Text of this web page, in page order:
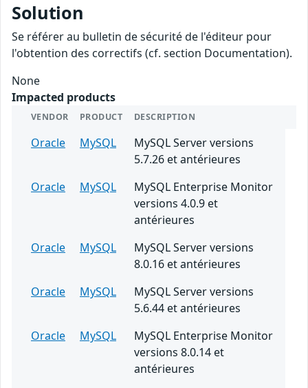
Solution
Se référer au bulletin de sécurité de l'éditeur pour
l'obtention des correctifs (cf. section Documentation).
None
Impacted products
VENDOR PRODUCT DESCRIPTION
Oracle MySQL
MySQL Server versions
5.7.26 et antérieures
Oracle
MySQL
MySQL Enterprise Monitor
versions 4.0.9 et
antérieures
Oracle
MySQL
MySQL Server versions
8.0.16 et antérieures
Oracle
MySQL
MySQL Server versions
5.6.44 et antérieures
Oracle
MySQL
MySQL Enterprise Monitor
versions 8.0.14 et
antérieures